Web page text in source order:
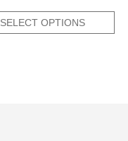
38,00€.22,80€.
SELECT OPTIONS